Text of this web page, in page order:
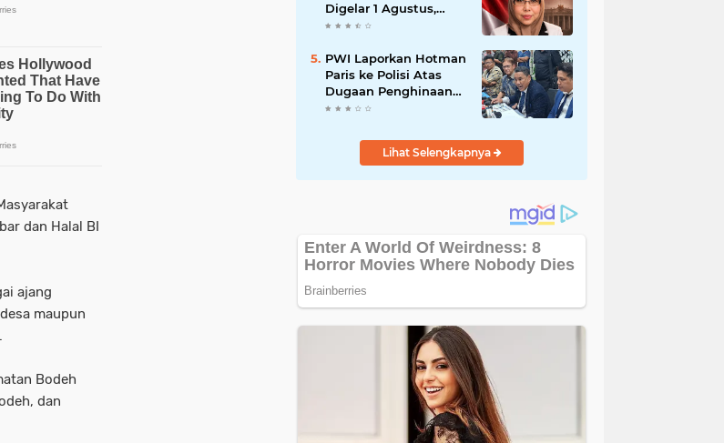
dan Halal BI
ajang
maupun
Bodeh
dan
Digelar 1 Agustus,
Diikuti 38 DPD dan
PWI Laporkan Hotman
Paris ke Polisi Atas
Dugaan Penghinaan
Profesi Wartawan
Lihat Selengkapnya